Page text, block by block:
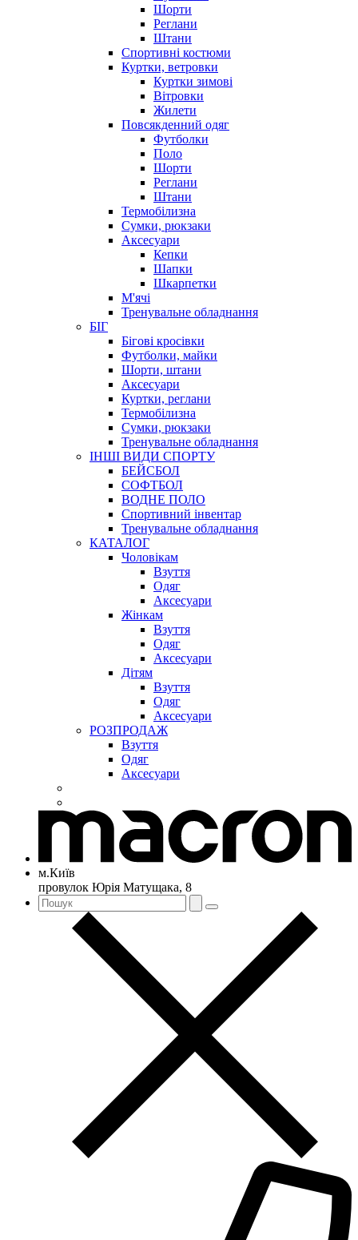
Шорти
Реглани
Штани
Спортивні костюми
Куртки, ветровки
Куртки зимові
Вітровки
Жилети
Повсякденний одяг
Футболки
Поло
Шорти
Реглани
Штани
Термобілизна
Сумки, рюкзаки
Аксесуари
Кепки
Шапки
Шкарпетки
М'ячі
Тренувальне обладнання
БІГ
Бігові кросівки
Футболки, майки
Шорти, штани
Аксесуари
Куртки, реглани
Термобілизна
Сумки, рюкзаки
Тренувальне обладнання
ІНШІ ВИДИ СПОРТУ
БЕЙСБОЛ
СОФТБОЛ
ВОДНЕ ПОЛО
Спортивний інвентар
Тренувальне обладнання
КАТАЛОГ
Чоловікам
Взуття
Одяг
Аксесуари
Жінкам
Взуття
Одяг
Аксесуари
Дітям
Взуття
Одяг
Аксесуари
РОЗПРОДАЖ
Взуття
Одяг
Аксесуари
м.Київ
провулок Юрія Матущака, 8